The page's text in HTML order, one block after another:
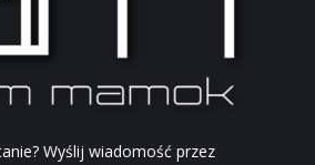
Wyślij wiadomość przez